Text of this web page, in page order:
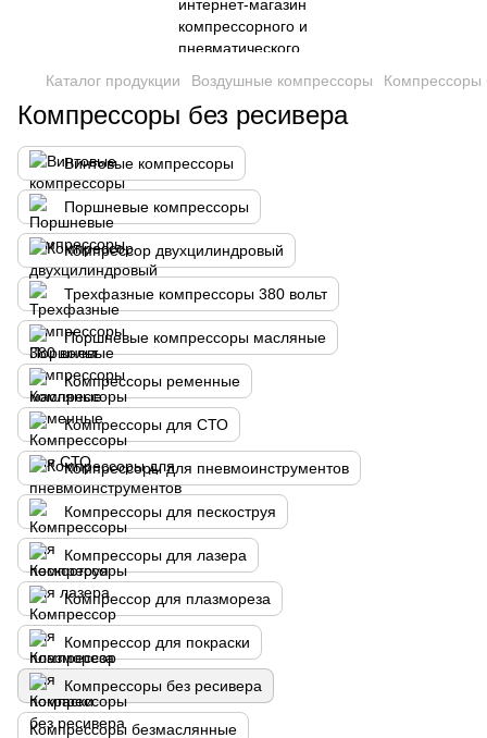
Каталог продукции Воздушные компрессоры Компрессоры
Компрессоры без ресивера
Винтовые компрессоры
Поршневые компрессоры
Компрессор двухцилиндровый
Трехфазные компрессоры 380 вольт
Поршневые компрессоры масляные
Компрессоры ременные
Компрессоры для СТО
Компрессоры для пневмоинструментов
Компрессоры для пескоструя
Компрессоры для лазера
Компрессор для плазмореза
Компрессор для покраски
Компрессоры без ресивера
Компрессоры безмаслянные